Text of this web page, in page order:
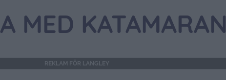
MED KATAMARAN
REKLAM FÖR LANGLEY